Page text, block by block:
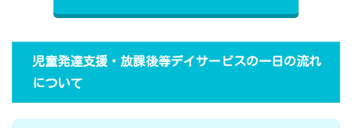
児童発達支援・放課後等デイサービスの一日の流れ
について